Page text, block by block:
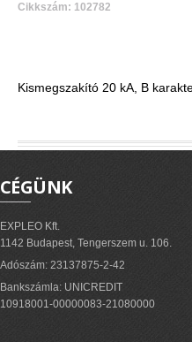
Cikkszám: 102782
Kismegszakító 20 kA, B
CÉGÜNK
EXPLEO Kft.
1142 Budapest, Tengerszem u. 106.
Adószám: 23137875-2-42
Bankszámla: UNICREDIT
10918001-00000083-21080000